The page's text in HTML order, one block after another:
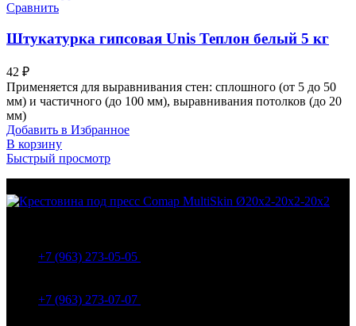
Сравнить
Штукатурка гипсовая Unis Теплон белый 5 кг
42 ₽
Применяется для выравнивания стен: сплошного (от 5 до 50
мм) и частичного (до 100 мм), выравнивания потолков (до 20
мм)
Добавить в Избранное
В корзину
Быстрый просмотр
+7 (963) 273-05-05
+7 (963) 273-07-07